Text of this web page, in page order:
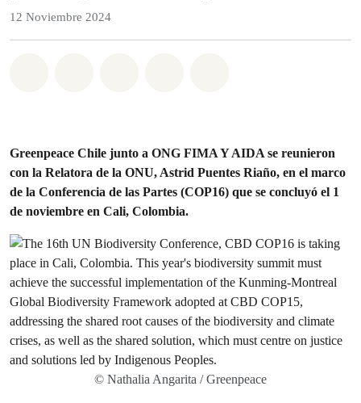
12 Noviembre 2024
Greenpeace Chile junto a ONG FIMA Y AIDA se reunieron
con la Relatora de la ONU, Astrid Puentes Riaño, en el marco
de la Conferencia de las Partes (COP16) que se concluyó el 1
de noviembre en Cali, Colombia.
© Nathalia Angarita / Greenpeace